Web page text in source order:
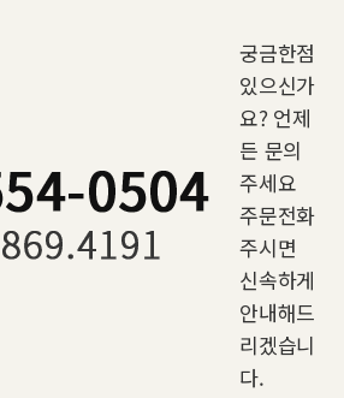
궁금한점
있으신가
요? 언제
든 문의
주세요
주문전화
주시면
신속하게
안내해드
리겠습니
다.